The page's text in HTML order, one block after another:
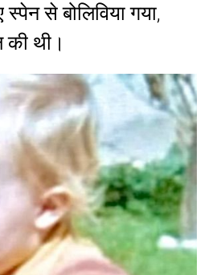
से बोलिविया गया,
थी।